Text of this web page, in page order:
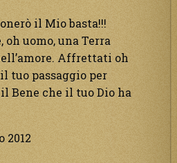
il Mio basta!!!
oh uomo, una Terra
Affrettati oh
tuo passaggio per
Bene che il tuo Dio ha
2012